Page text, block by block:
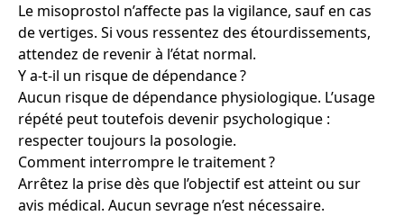
Le misoprostol n’affecte pas la vigilance, sauf en cas
de vertiges. Si vous ressentez des étourdissements,
attendez de revenir à l’état normal.
Y a-t-il un risque de dépendance ?
Aucun risque de dépendance physiologique. L’usage
répété peut toutefois devenir psychologique :
respecter toujours la posologie.
Comment interrompre le traitement ?
Arrêtez la prise dès que l’objectif est atteint ou sur
avis médical. Aucun sevrage n’est nécessaire.